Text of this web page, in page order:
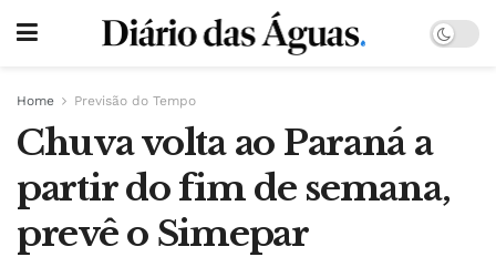
Home Previsão do Tempo
Chuva volta ao Paraná a
partir do fim de semana,
prevê o Simepar